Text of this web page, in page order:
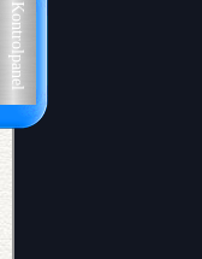
Kontrolpanel